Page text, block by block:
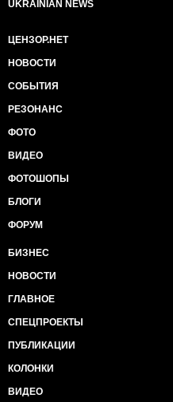
UKRAINIAN NEWS
ЦЕНЗОР.НЕТ
НОВОСТИ
СОБЫТИЯ
РЕЗОНАНС
ФОТО
ВИДЕО
ФОТОШОПЫ
БЛОГИ
ФОРУМ
БИЗНЕС
НОВОСТИ
ГЛАВНОЕ
СПЕЦПРОЕКТЫ
ПУБЛИКАЦИИ
КОЛОНКИ
ВИДЕО